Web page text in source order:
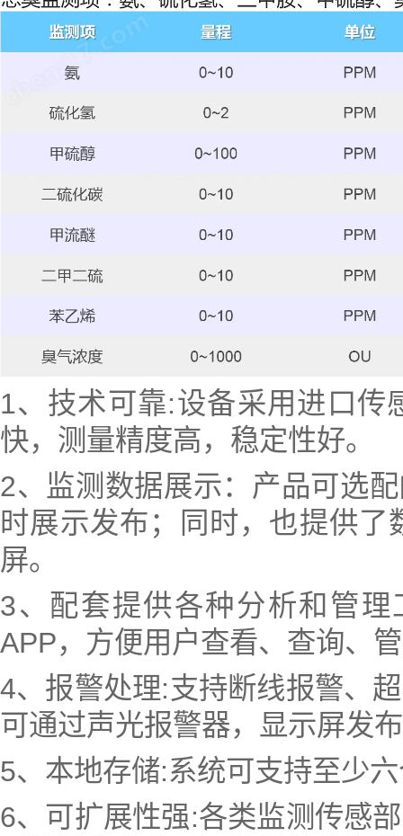
1、技术可靠:设备采用进口传
快，测量精度高，稳定性好。
2、监测数据展示：产品可选
时展示发布；同时，也提供
屏。
3、配套提供各种分析和管
APP，方便用户查看、查询、
4、报警处理:支持断线报警、
可通过声光报警器，显示屏发
5、本地存储:系统可支持至少
6、可扩展性强:各类监测传感